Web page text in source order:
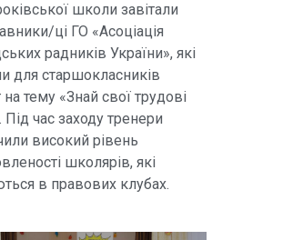
школи завітали
ці ГО «Асоціація
радників України», які
для старшокласників
на тему «Знай свої трудові
Під час заходу тренери
високий рівень
школярів, які
в правових клубах.